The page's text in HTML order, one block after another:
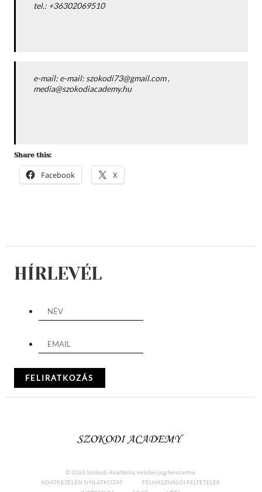
tel.: +36302069510
e-mail: e-mail: szokodi73@gmail.com ,
media@szokodiacademy.hu
Share this:
Facebook X
HÍRLEVÉL
© 2026 Szokodi Akadémia, minden jog fenntartva.
ADATKEZELÉSI NYILATKOZAT
FELHASZNÁLÓI FELTÉTELEK